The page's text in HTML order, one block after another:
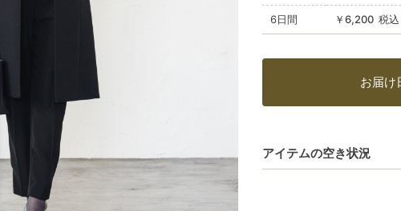
6日間 ￥6,200 税
お届け
アイテムの空き状況